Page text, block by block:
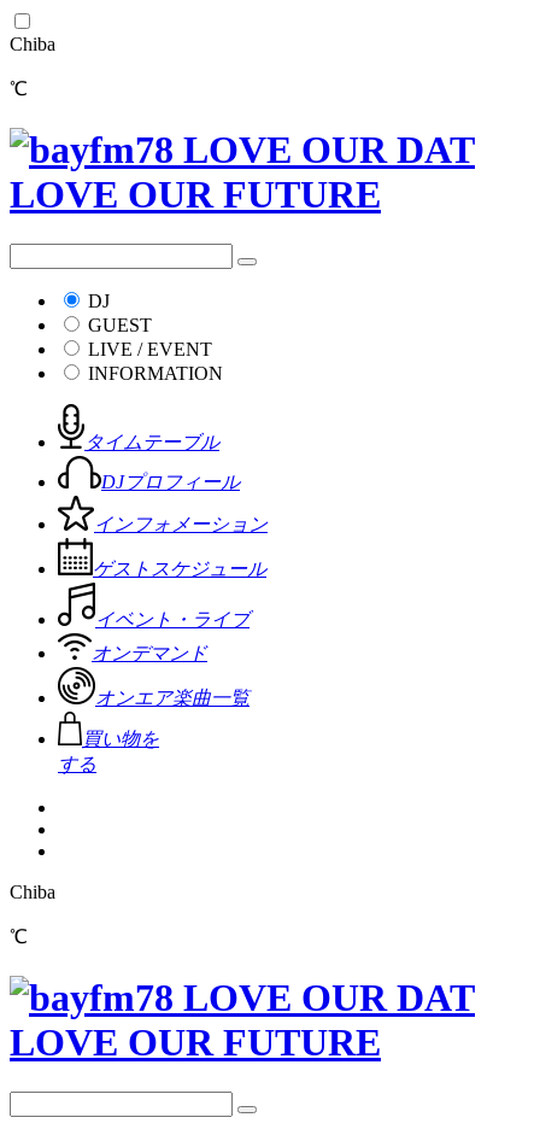
Chiba
℃
DJ
GUEST
LIVE / EVENT
INFORMATION
タイムテーブル
DJプロフィール
インフォメーション
ゲストスケジュール
イベント・ライブ
オンデマンド
オンエア楽曲一覧
買い物を
する
Chiba
℃